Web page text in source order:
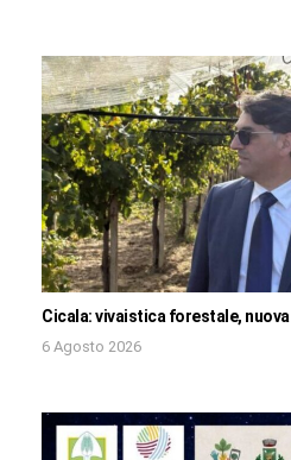
Cicala: vivaistica forestale,
6 Agosto 2026